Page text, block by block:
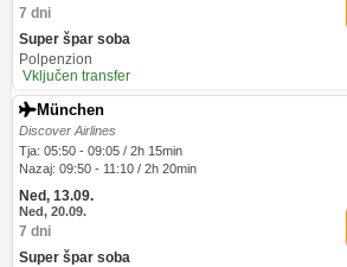
7 dni
Super špar soba
Polpenzion
Vključen transfer
München
Discover Airlines
Tja: 05:50 - 09:05 / 2h 15min
Nazaj: 09:50 - 11:10 / 2h 20min
Ned, 13.09.
Ned, 20.09.
7 dni
Super špar soba